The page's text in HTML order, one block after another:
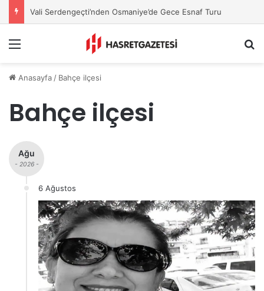
Avni Güvel, YENİ Parti Osmaniye İl Başkanı Oldu
Anasayfa / Bahçe ilçesi
Bahçe ilçesi
Ağu
- 2026 -
6 Ağustos